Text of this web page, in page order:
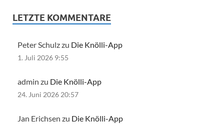
LETZTE KOMMENTARE
Peter Schulz zu Die Knölli-App
1. Juli 2026 9:55
admin zu Die Knölli-App
24. Juni 2026 20:57
Jan Erichsen zu Die Knölli-App